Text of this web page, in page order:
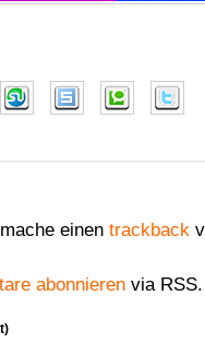
einen trackback
abonnieren via RSS.